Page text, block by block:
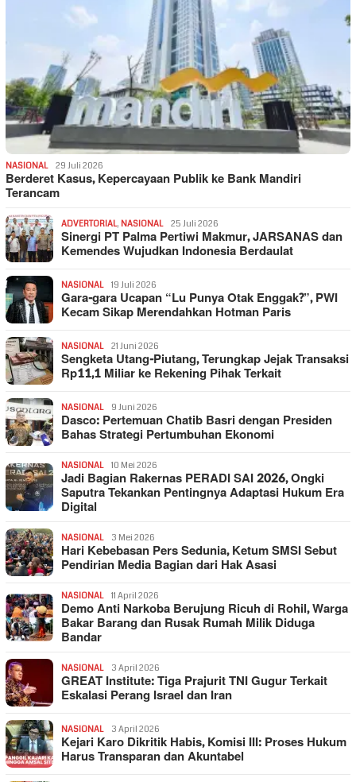
NASIONAL 29 Juli 2026
Berderet Kasus, Kepercayaan Publik ke Bank Mandiri
Terancam
ADVERTORIAL, NASIONAL 25 Juli 2026
Sinergi PT Palma Pertiwi Makmur, JARSANAS dan
Kemendes Wujudkan Indonesia Berdaulat
NASIONAL 19 Juli 2026
Gara-gara Ucapan “Lu Punya Otak Enggak?”, PWI
Kecam Sikap Merendahkan Hotman Paris
NASIONAL 21 Juni 2026
Sengketa Utang-Piutang, Terungkap Jejak Transaksi
Rp11,1 Miliar ke Rekening Pihak Terkait
NASIONAL 9 Juni 2026
Dasco: Pertemuan Chatib Basri dengan Presiden
Bahas Strategi Pertumbuhan Ekonomi
NASIONAL 10 Mei 2026
Jadi Bagian Rakernas PERADI SAI 2026, Ongki
Saputra Tekankan Pentingnya Adaptasi Hukum Era
Digital
NASIONAL 3 Mei 2026
Hari Kebebasan Pers Sedunia, Ketum SMSI Sebut
Pendirian Media Bagian dari Hak Asasi
NASIONAL 11 April 2026
Demo Anti Narkoba Berujung Ricuh di Rohil, Warga
Bakar Barang dan Rusak Rumah Milik Diduga
Bandar
NASIONAL 3 April 2026
GREAT Institute: Tiga Prajurit TNI Gugur Terkait
Eskalasi Perang Israel dan Iran
NASIONAL 3 April 2026
Kejari Karo Dikritik Habis, Komisi III: Proses Hukum
Harus Transparan dan Akuntabel